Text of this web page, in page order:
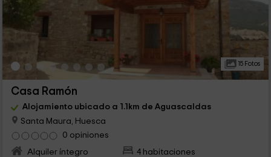
15 Fotos
Casa Ramón
Alojamiento ubicado a 1.1km de Aguascaldas
Santa Maura, Huesca
0 opiniones
Alquiler íntegro
4 habitaciones